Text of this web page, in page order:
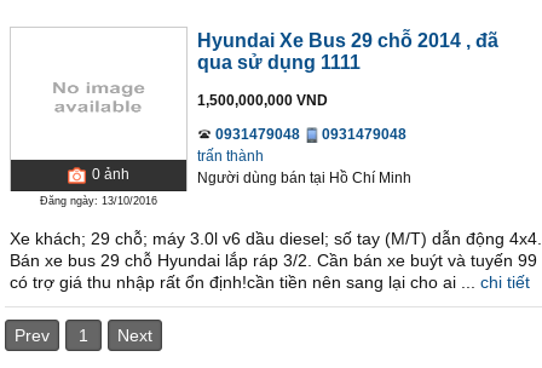
0 ảnh
Đăng ngày: 13/10/2016
Hyundai Xe Bus 29 chỗ 2014 , đã
qua sử dụng 1111
1,500,000,000 VND
0931479048
0931479048
trấn thành
Người dùng bán tại Hồ Chí Minh
Xe khách; 29 chỗ; máy 3.0l v6 dầu diesel; số tay (M/T) dẫn động 4x4.
Bán xe bus 29 chỗ Hyundai lắp ráp 3/2. Cần bán xe buýt và tuyến 99
có trợ giá thu nhập rất ổn định!cần tiền nên sang lại cho ai ...
chi tiết
Prev 1 Next